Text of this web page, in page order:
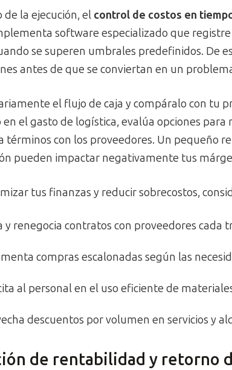
de la ejecución, el control de costos en
software especializado que
se superen umbrales predefinidos. De
antes de que se conviertan en un
el flujo de caja y compáralo con tu
el gasto de logística, evalúa opciones para
términos con los proveedores. Un pequeño
pueden impactar negativamente tus
tus finanzas y reducir sobrecostos,
y renegocia contratos con proveedores cada
compras escalonadas según las
al personal en el uso eficiente de
descuentos por volumen en servicios y
de rentabilidad y retorno